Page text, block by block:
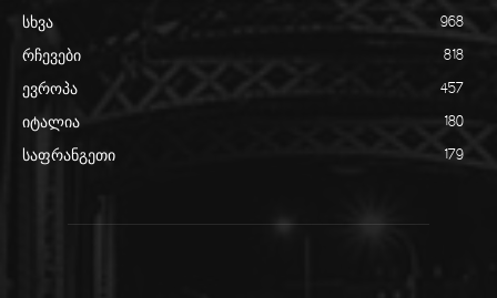
სხვა 968
რჩევები 818
ევროპა 457
იტალია 180
საფრანგეთი 179